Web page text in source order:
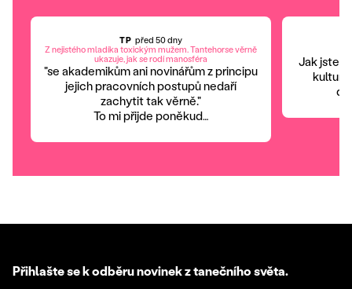
TP před 50 dny
Z nejistého mladíka toxickým mužem. Tantehorse věrně
ukazuje, jak se rodí manosféra
"se akademikům ani novinářům z principu
jejich pracovních postupů nedaří
zachytit tak věrně."
To mi přijde poněkud…
Jak jste
Přihlašte se k odběru novinek z tanečního světa.